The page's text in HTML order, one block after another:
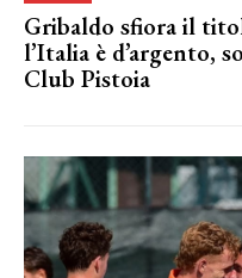
Gribaldo sfiora il
l’Italia è d’argento,
Club Pistoia